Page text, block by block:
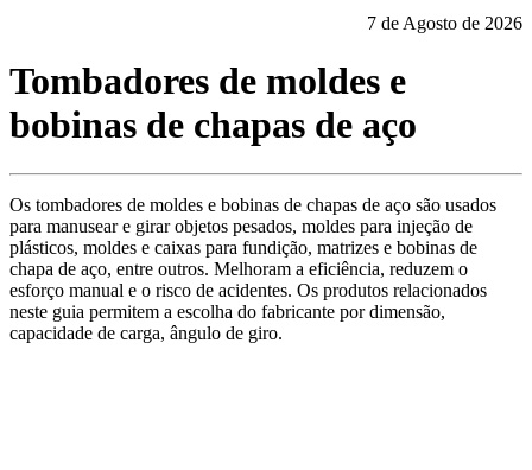
7 de Agosto de 2026
Tombadores de moldes e
bobinas de chapas de aço
Os tombadores de moldes e bobinas de chapas de aço são usados
para manusear e girar objetos pesados, moldes para injeção de
plásticos, moldes e caixas para fundição, matrizes e bobinas de
chapa de aço, entre outros. Melhoram a eficiência, reduzem o
esforço manual e o risco de acidentes. Os produtos relacionados
neste guia permitem a escolha do fabricante por dimensão,
capacidade de carga, ângulo de giro.